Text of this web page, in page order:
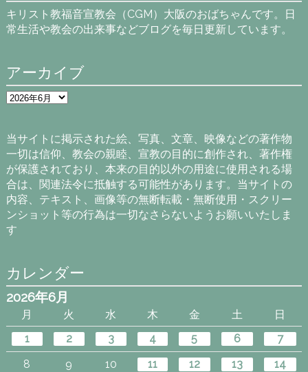
キリスト教福音宣教会（CGM）大阪のおばちゃんです。日
常生活や教会の出来事などブログを毎日更新しています。
アーカイブ
ア
ー
ブ
当サイトに掲示された絵、写真、文章、映像などの著作物
一切は信仰、教会の親睦、宣教の目的に創作され、著作権
が保護されており、本来の目的以外の用途に使用される場
合は、関連法令に抵触する可能性があります。当サイトの
内容、テキスト、画像等の無断転載・無断使用・スクリー
ンショット等の行為は一切なさらないようお願いいたしま
す
カレンダー
2026年6月
月 火 水 木 金 土
日
1
2 3 4 5 6
7
8
9 10 11 12 13
14